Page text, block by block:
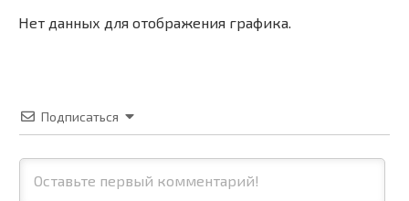
Нет данных для отображения графика.
Подписаться